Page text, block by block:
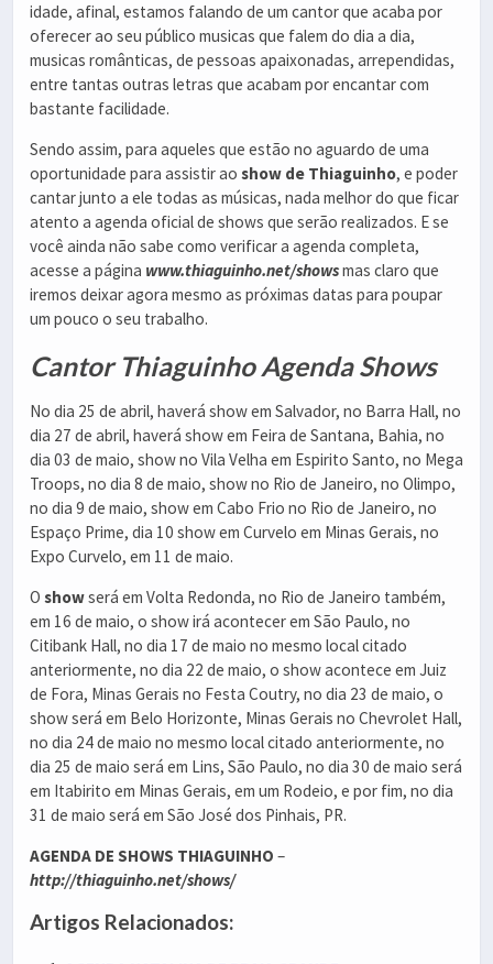
idade, afinal, estamos falando de um cantor que acaba por
oferecer ao seu público musicas que falem do dia a dia,
musicas românticas, de pessoas apaixonadas, arrependidas,
entre tantas outras letras que acabam por encantar com
bastante facilidade.
Sendo assim, para aqueles que estão no aguardo de uma
oportunidade para assistir ao show de Thiaguinho, e poder
cantar junto a ele todas as músicas, nada melhor do que ficar
atento a agenda oficial de shows que serão realizados. E se
você ainda não sabe como verificar a agenda completa,
acesse a página www.thiaguinho.net/showsmas claro que
iremos deixar agora mesmo as próximas datas para poupar
um pouco o seu trabalho.
Cantor Thiaguinho Agenda Shows
No dia 25 de abril, haverá show em Salvador, no Barra Hall, no
dia 27 de abril, haverá show em Feira de Santana, Bahia, no
dia 03 de maio, show no Vila Velha em Espirito Santo, no Mega
Troops, no dia 8 de maio, show no Rio de Janeiro, no Olimpo,
no dia 9 de maio, show em Cabo Frio no Rio de Janeiro, no
Espaço Prime, dia 10 show em Curvelo em Minas Gerais, no
Expo Curvelo, em 11 de maio.
O showserá em Volta Redonda, no Rio de Janeiro também,
em 16 de maio, o show irá acontecer em São Paulo, no
Citibank Hall, no dia 17 de maio no mesmo local citado
anteriormente, no dia 22 de maio, o show acontece em Juiz
de Fora, Minas Gerais no Festa Coutry, no dia 23 de maio, o
show será em Belo Horizonte, Minas Gerais no Chevrolet Hall,
no dia 24 de maio no mesmo local citado anteriormente, no
dia 25 de maio será em Lins, São Paulo, no dia 30 de maio será
em Itabirito em Minas Gerais, em um Rodeio, e por fim, no dia
31 de maio será em São José dos Pinhais, PR.
AGENDA DE SHOWS THIAGUINHO –
http://thiaguinho.net/shows/
Artigos Relacionados: